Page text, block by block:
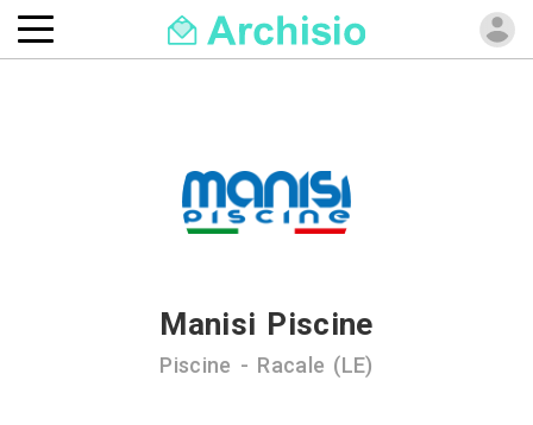
Manisi Piscine
Piscine - Racale (LE)